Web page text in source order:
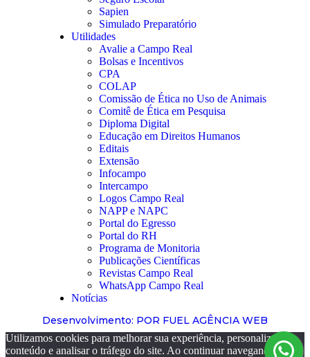
Sapien
Simulado Preparatório
Utilidades
Avalie a Campo Real
Bolsas e Incentivos
CPA
COLAP
Comissão de Ética no Uso de Animais
Comitê de Ética em Pesquisa
Diploma Digital
Educação em Direitos Humanos
Editais
Extensão
Infocampo
Intercampo
Logos Campo Real
NAPP e NAPC
Portal do Egresso
Portal do RH
Programa de Monitoria
Publicações Científicas
Revistas Campo Real
WhatsApp Campo Real
Notícias
Desenvolvimento: POR FUEL AGÊNCIA WEB
Utilizamos cookies para melhorar sua experiência, personalizar
conteúdo e analisar o tráfego do site. Ao continuar navegando, você